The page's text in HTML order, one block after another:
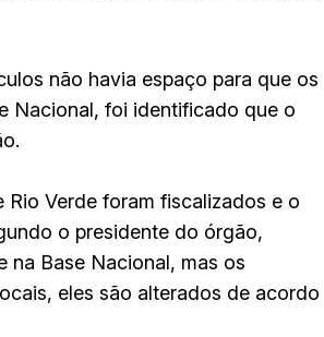
não havia espaço para que os
Nacional, foi identificado que o
Verde foram fiscalizados e o
o presidente do órgão,
na Base Nacional, mas os
eles são alterados de acordo